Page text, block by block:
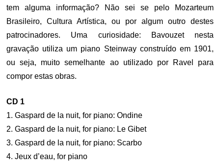
tem alguma informação? Não sei se pelo Mozarteum
Brasileiro, Cultura Artística, ou por algum outro destes
patrocinadores. Uma curiosidade: Bavouzet nesta
gravação utiliza um piano Steinway construído em 1901,
ou seja, muito semelhante ao utilizado por Ravel para
compor estas obras.
CD 1
1. Gaspard de la nuit, for piano: Ondine
2. Gaspard de la nuit, for piano: Le Gibet
3. Gaspard de la nuit, for piano: Scarbo
4. Jeux d’eau, for piano